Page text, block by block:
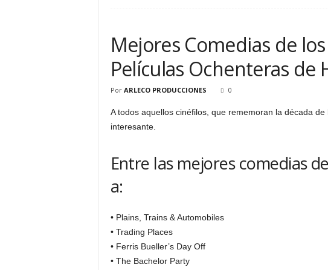
Mejores Comedias de los
Películas Ochenteras de
Por ARLECO PRODUCCIONES 0
A todos aquellos cinéfilos, que rememoran la década de
interesante.
Entre las mejores comedias
a:
• Plains, Trains & Automobiles
• Trading Places
• Ferris Bueller’s Day Off
• The Bachelor Party